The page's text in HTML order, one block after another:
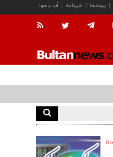
آب و هوا | خبرنامه | پیوندها |